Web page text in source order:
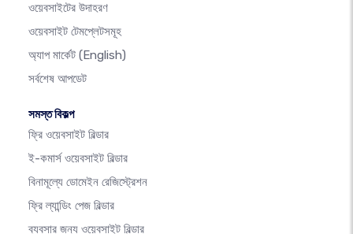
ওয়েবসাইটের উদাহরণ
ওয়েবসাইট টেমপ্লেটসমূহ
অ্যাপ মার্কেট (English)
সর্বশেষ আপডেট
সমস্ত বিকল্প
ফ্রি ওয়েবসাইট বিল্ডার
ই-কমার্স ওয়েবসাইট বিল্ডার
বিনামূল্যে ডোমেইন রেজিস্ট্রেশন
ফ্রি ল্যান্ডিং পেজ বিল্ডার
ব্যবসার জন্য ওয়েবসাইট বিল্ডার